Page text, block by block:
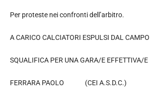
Per proteste nei confronti dell’arbitro.
A CARICO CALCIATORI ESPULSI DAL CAMPO
SQUALIFICA PER UNA GARA/E EFFETTIVA/E
FERRARA PAOLO (CEI A.S.D.C.)